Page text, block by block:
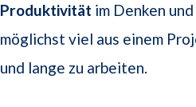
Produktivität im Denken
möglichst viel aus einem
und lange zu arbeiten.